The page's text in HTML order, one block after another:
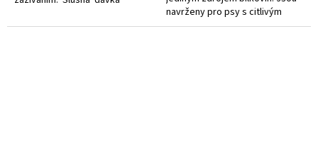
rýže, doplněného sušenou...
navrženy pro psy s citlivým
zažíváním. Obsah glukosaminu a